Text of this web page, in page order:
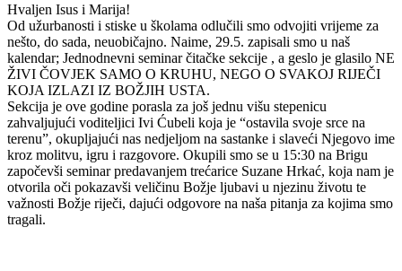
Hvaljen Isus i Marija!
Od užurbanosti i stiske u školama odlučili smo odvojiti vrijeme za
nešto, do sada, neuobičajno. Naime, 29.5. zapisali smo u naš
kalendar; Jednodnevni seminar čitačke sekcije , a geslo je glasilo NE
ŽIVI ČOVJEK SAMO O KRUHU, NEGO O SVAKOJ RIJEČI
KOJA IZLAZI IZ BOŽJIH USTA.
Sekcija je ove godine porasla za još jednu višu stepenicu
zahvaljujući voditeljici Ivi Ćubeli koja je “ostavila svoje srce na
terenu”, okupljajući nas nedjeljom na sastanke i slaveći Njegovo ime
kroz molitvu, igru i razgovore. Okupili smo se u 15:30 na Brigu
započevši seminar predavanjem trećarice Suzane Hrkać, koja nam je
otvorila oči pokazavši veličinu Božje ljubavi u njezinu životu te
važnosti Božje riječi, dajući odgovore na naša pitanja za kojima smo
tragali.